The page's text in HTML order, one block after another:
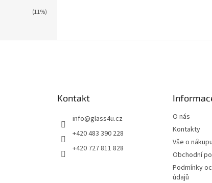
(11%)
Kontakt
info@glass4u.cz
+420 483 390 228
+420 727 811 828
O nás
Kontakty
Vše o nákupu
Obchodní
Podmínky
údajů